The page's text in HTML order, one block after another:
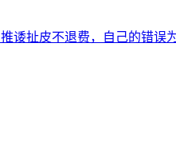
诿扯皮不退费，自己的错